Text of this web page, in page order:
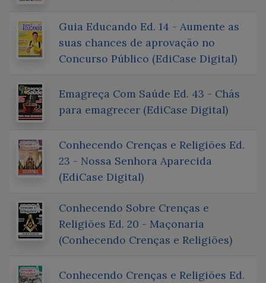
Guia Educando Ed. 14 - Aumente as
suas chances de aprovação no
Concurso Público (EdiCase Digital)
Emagreça Com Saúde Ed. 43 - Chás
para emagrecer (EdiCase Digital)
Conhecendo Crenças e Religiões Ed.
23 - Nossa Senhora Aparecida
(EdiCase Digital)
Conhecendo Sobre Crenças e
Religiões Ed. 20 - Maçonaria
(Conhecendo Crenças e Religiões)
Conhecendo Crenças e Religiões Ed.